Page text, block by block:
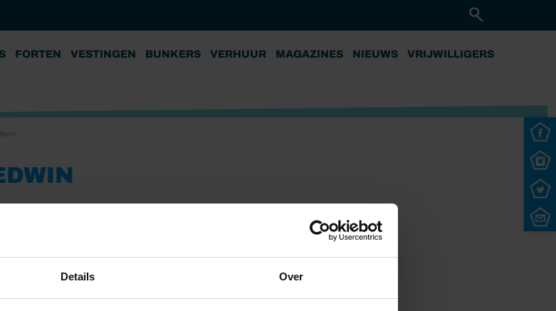
Details Over
FORTEN VESTINGEN BUNKERS VERHUUR MAGAZINES NIEUWS VRIJWILLIGERS